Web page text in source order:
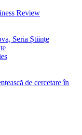
Review
Seria Științe
de cercetare în